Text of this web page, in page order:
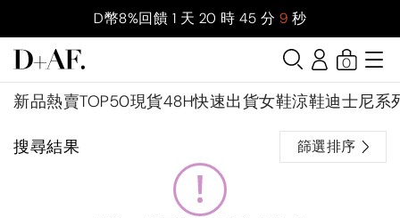
D幣8%回饋 1 天 20 時 45 分 9 秒
新品熱賣TOP50現貨48H快速出貨女鞋涼鞋迪士尼系
0
搜尋結果 篩選排序